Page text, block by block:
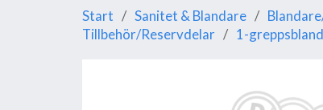
Start Sanitet & Blandare
Tillbehör/Reservdelar
1-